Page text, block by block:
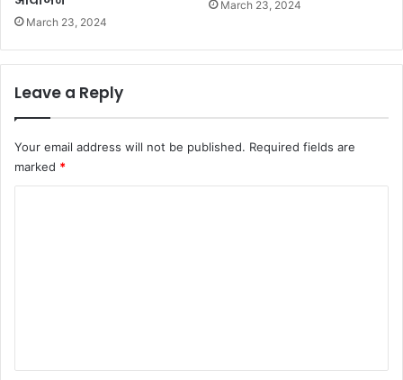
March 23, 2024
March 23, 2024
Leave a Reply
Your email address will not be published. Required fields are
marked *